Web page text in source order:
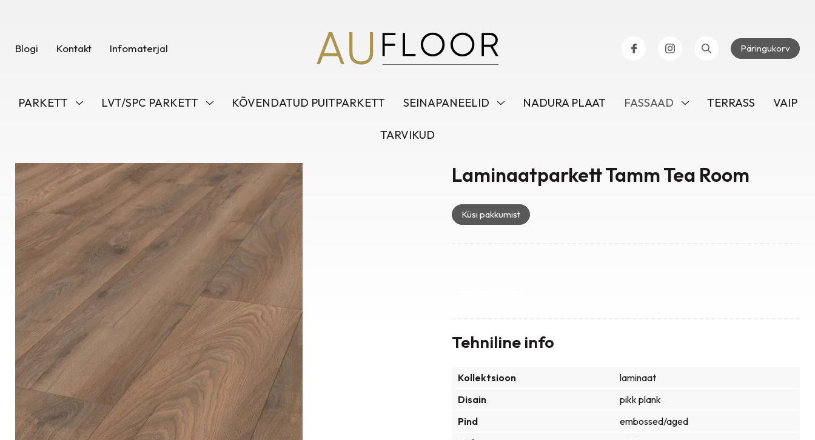
Blogi Kontakt Infomaterjal Päringukorv
PARKETT LVT/SPC PARKETT KÕVENDATUD PUITPARKETT SEINAPANEELID NADURA PLAAT FASSAAD TERRASS VAIP
TARVIKUD
Laminaatparkett Tamm Tea Room
Küsi pakkumist
Tehniline info
Kollektsioon
laminaat
Disain
pikk plank
Pind
embossed/aged